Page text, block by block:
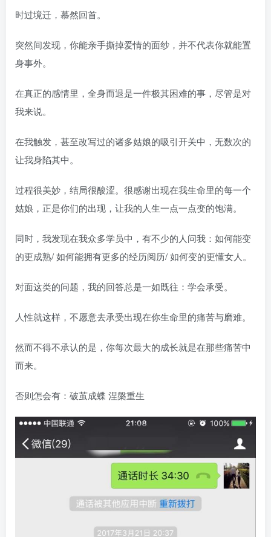
时过境迁，慕然回首。
突然间发现，你能亲手撕掉爱情的面纱，并不代表你就能置
身事外。
在真正的感情里，全身而退是一件极其困难的事，尽管是对
我来说。
在我触发，甚至改写过的诸多姑娘的吸引开关中，无数次的
让我身陷其中。
过程很美妙，结局很酸涩。很感谢出现在我生命里的每一个
姑娘，正是你们的出现，让我的人生一点一点变的饱满。
同时，我发现在我众多学员中，有不少的人问我：如何能变
的更成熟/ 如何能拥有更多的经历阅历/ 如何变的更懂女人。
对面这类的问题，我的回答总是一如既往：学会承受。
人性就这样，不愿意去承受出现在你生命里的痛苦与磨难。
然而不得不承认的是，你每次最大的成长就是在那些痛苦中
而来。
否则怎会有：破茧成蝶 涅槃重生